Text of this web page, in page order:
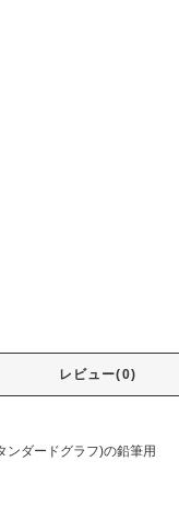
レビュー(0)
ンダードグラフ)の鉛筆用